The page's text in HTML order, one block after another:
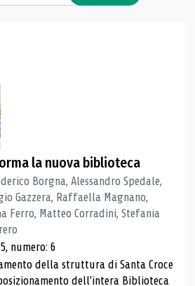
ricerca
la nuova biblioteca
Borgna, Alessandro Spedale,
Gazzera, Raffaella Magnano,
Ferro, Matteo Corradini, Stefania
numero: 6
della struttura di Santa Croce
dell'intera Biblioteca